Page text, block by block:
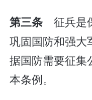
第三条 征兵是
巩固国防和强大
据国防需要征集
本条例。